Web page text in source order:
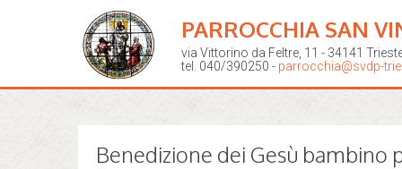
PARROCCHIA SAN
via Vittorino da Feltre, 11 - 34141
tel. 040/390250 - parrocchia@svdp-
Benedizione dei Gesù bambino